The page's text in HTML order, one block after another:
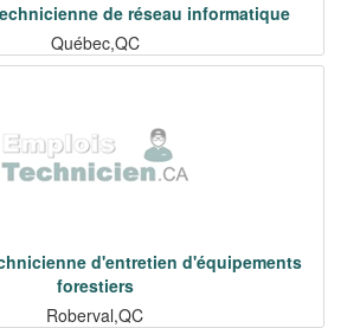
de réseau informatique
Québec,QC
d'entretien d'équipements
forestiers
Roberval,QC